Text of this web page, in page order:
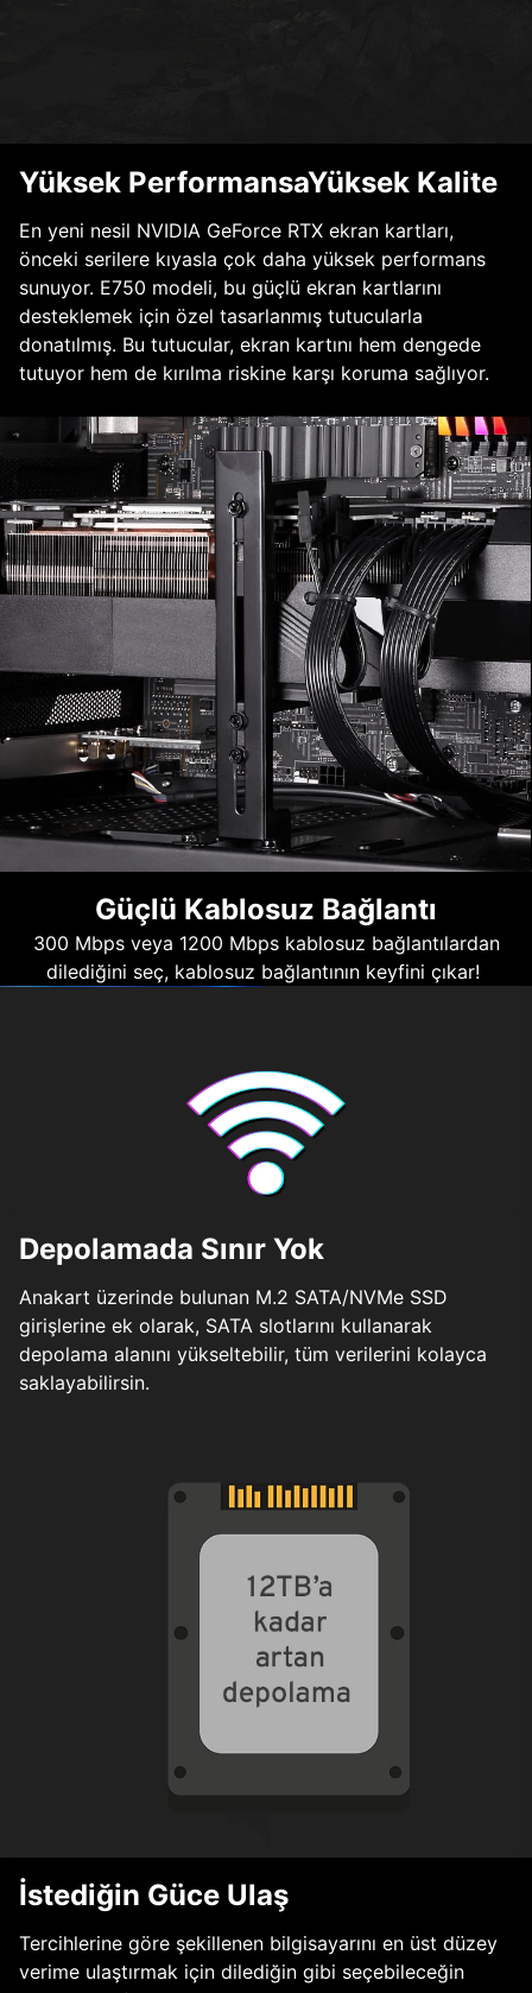
Yüksek PerformansaYüksek Kalite
En yeni nesil NVIDIA GeForce RTX ekran kartları,
önceki serilere kıyasla çok daha yüksek performans
sunuyor. E750 modeli, bu güçlü ekran kartlarını
desteklemek için özel tasarlanmış tutucularla
donatılmış. Bu tutucular, ekran kartını hem dengede
tutuyor hem de kırılma riskine karşı koruma sağlıyor.
Güçlü Kablosuz Bağlantı
300 Mbps veya 1200 Mbps kablosuz bağlantılardan
dilediğini seç, kablosuz bağlantının keyfini çıkar!
Depolamada Sınır Yok
Anakart üzerinde bulunan M.2 SATA/NVMe SSD
girişlerine ek olarak, SATA slotlarını kullanarak
depolama alanını yükseltebilir, tüm verilerini kolayca
saklayabilirsin.
İstediğin Güce Ulaş
Tercihlerine göre şekillenen bilgisayarını en üst düzey
verime ulaştırmak için dilediğin gibi seçebileceğin